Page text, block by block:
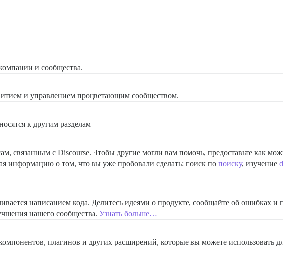
и сообщества.
и управлением процветающим сообществом.
к другим разделам
связанным с Discourse. Чтобы другие могли вам помочь, предоставьте как
информацию о том, что вы уже пробовали сделать: поиск по поиску, изучение
написанием кода. Делитесь идеями о продукте, сообщайте об ошибках и
нашего сообщества. Узнать больше…
плагинов и других расширений, которые вы можете использовать